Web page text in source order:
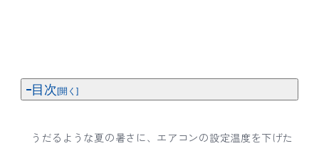
目次
たいあなたへ
うだるような夏の暑さに、エアコンの設定温度を下げた